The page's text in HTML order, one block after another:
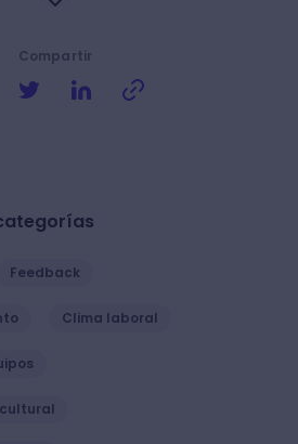
Compartir
Feedback
Clima laboral